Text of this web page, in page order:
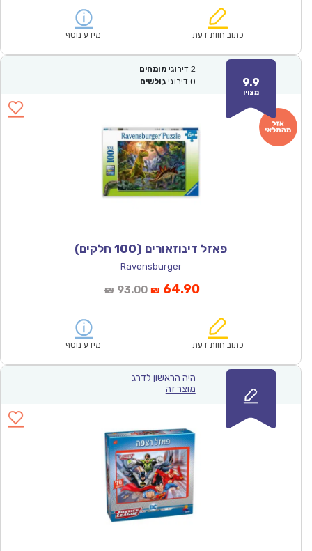
₪100.00.
הוא:
כתוב חוות דעת מידע נוסף
9.9
מצוין
2 דירוגי מומחים
0 דירוגי גולשים
פאזל דינוזאורים (100 חלקים)
Ravensburger
₪ 93.00המחיר
₪93.00.
₪ 64.90המחיר
הוא:
כתוב חוות דעת מידע נוסף
היה הראשון לדרג
מוצר זה